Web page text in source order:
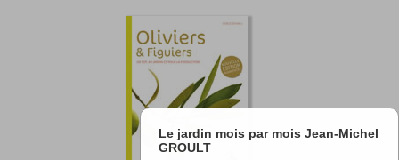
Le jardin mois par mois Jean-Michel
GROULT